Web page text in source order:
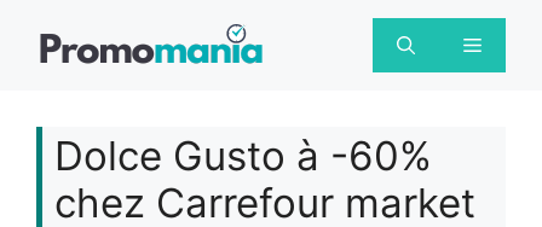
Menu
Dolce Gusto à -60%
chez Carrefour market